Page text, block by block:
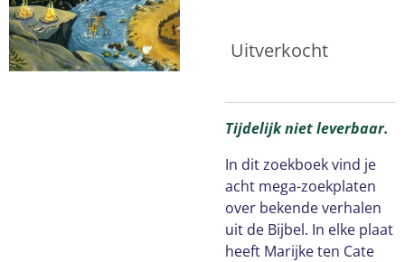
Uitverkocht
Tijdelijk niet leverbaar.
In dit zoekboek vind je
acht mega-zoekplaten
over bekende verhalen
uit de Bijbel. In elke plaat
heeft Marijke ten Cate